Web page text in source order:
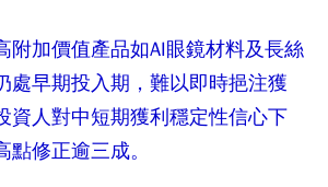
附加價值產品如AI眼鏡材料及長絲
處早期投入期，難以即時挹注獲
資人對中短期獲利穩定性信心下
修正逾三成。